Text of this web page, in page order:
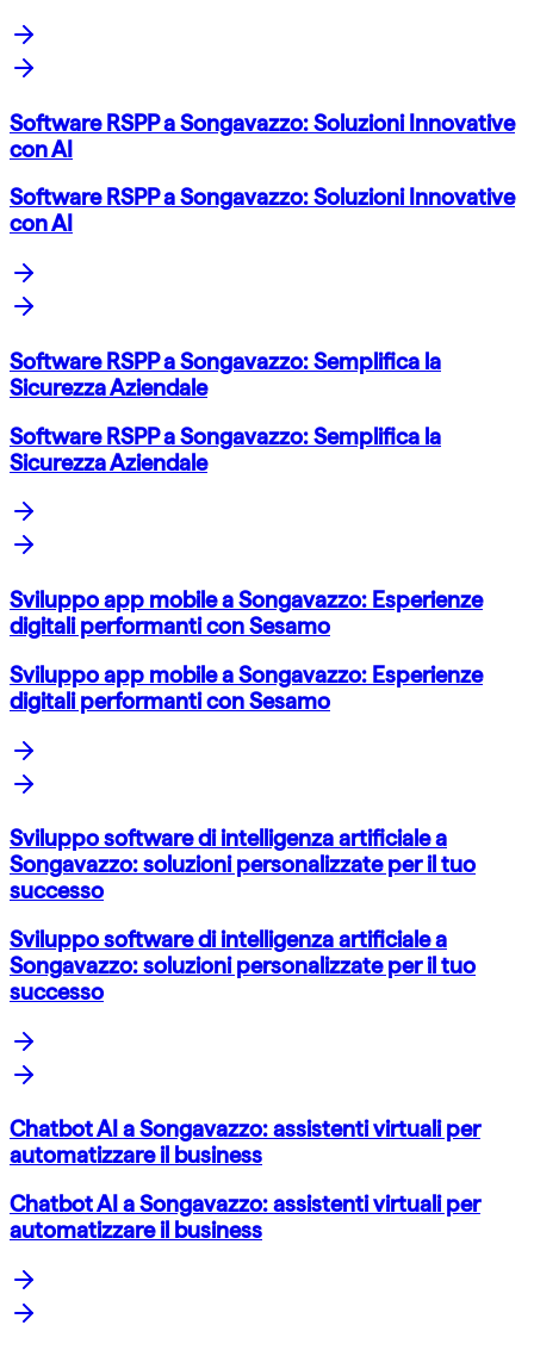
Software RSPP a Songavazzo: Soluzioni Innovative
con AI
Software RSPP a Songavazzo: Soluzioni Innovative
con AI
Software RSPP a Songavazzo: Semplifica la
Sicurezza Aziendale
Software RSPP a Songavazzo: Semplifica la
Sicurezza Aziendale
Sviluppo app mobile a Songavazzo: Esperienze
digitali performanti con Sesamo
Sviluppo app mobile a Songavazzo: Esperienze
digitali performanti con Sesamo
Sviluppo software di intelligenza artificiale a
Songavazzo: soluzioni personalizzate per il tuo
successo
Sviluppo software di intelligenza artificiale a
Songavazzo: soluzioni personalizzate per il tuo
successo
Chatbot AI a Songavazzo: assistenti virtuali per
automatizzare il business
Chatbot AI a Songavazzo: assistenti virtuali per
automatizzare il business